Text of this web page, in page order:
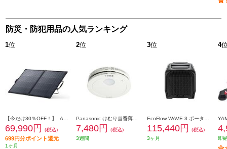
防災・防犯用品の人気ランキング
1位
69,990円 (税込)
699円分ポイント還元
1ヶ月
2位
7,480円
(税込)
3週間
3位
115,440円
(税込)
3ヶ月
4
即